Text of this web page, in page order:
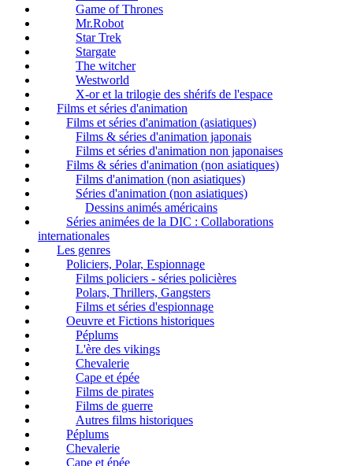
Game of Thrones
Mr.Robot
Star Trek
Stargate
The witcher
Westworld
X-or et la trilogie des shérifs de l'espace
Films et séries d'animation
Films et séries d'animation (asiatiques)
Films & séries d'animation japonais
Films et séries d'animation non japonaises
Films & séries d'animation (non asiatiques)
Films d'animation (non asiatiques)
Séries d'animation (non asiatiques)
Dessins animés américains
Séries animées de la DIC : Collaborations
internationales
Les genres
Policiers, Polar, Espionnage
Films policiers - séries policières
Polars, Thrillers, Gangsters
Films et séries d'espionnage
Oeuvre et Fictions historiques
Péplums
L'ère des vikings
Chevalerie
Cape et épée
Films de pirates
Films de guerre
Autres films historiques
Péplums
Chevalerie
Cape et épée